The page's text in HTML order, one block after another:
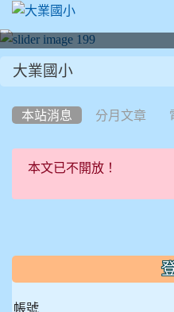
大業國小
本站消息 分月文章
本文已不開放！
:::
帳號